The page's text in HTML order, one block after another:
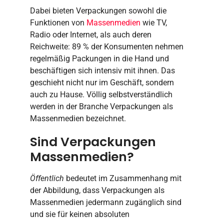
Dabei bieten Verpackungen sowohl die
Funktionen von Massenmedien wie TV,
Radio oder Internet, als auch deren
Reichweite: 89 % der Konsumenten nehmen
regelmäßig Packungen in die Hand und
beschäftigen sich intensiv mit ihnen. Das
geschieht nicht nur im Geschäft, sondern
auch zu Hause. Völlig selbstverständlich
werden in der Branche Verpackungen als
Massenmedien bezeichnet.
Sind Verpackungen
Massenmedien?
Öffentlich bedeutet im Zusammenhang mit
der Abbildung, dass Verpackungen als
Massenmedien jedermann zugänglich sind
und sie für keinen absoluten